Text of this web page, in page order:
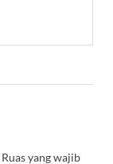
Ruas yang wajib